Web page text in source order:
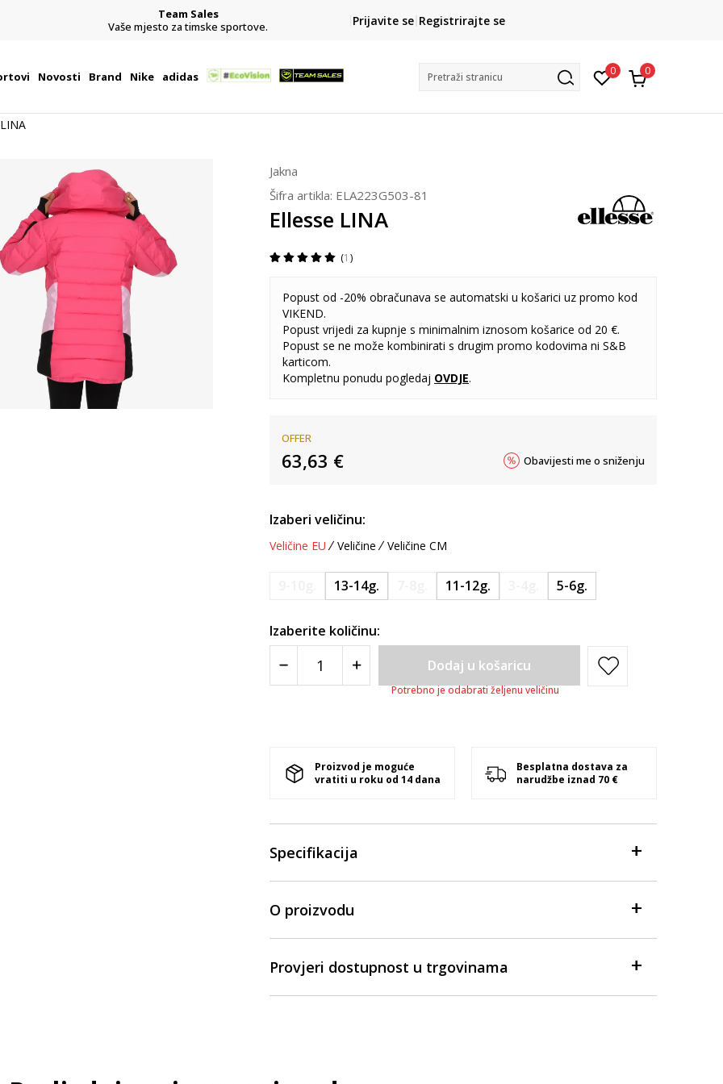
Team Sales
Vaše mjesto za timske sportove.
CLICK& COLLECT
besplatno preuzimanje u trgovini
Prijavite se Registrirajte se
Novosti Brand Nike adidas Pretraži stranicu 0 0
Jakna
Šifra artikla: ELA223G503-81
Ellesse LINA
1
Popust od -20% obračunava se automatski u košarici uz promo kod
VIKEND.
Popust vrijedi za kupnje s minimalnim iznosom košarice od 20 €.
Popust se ne može kombinirati s drugim promo kodovima ni S&B
karticom.
Kompletnu ponudu pogledaj OVDJE.
OFFER
63,63 € Obavijesti me o sniženju
Izaberi veličinu:
Veličine EU Veličine Veličine CM
13-14g. 11-12g. 5-6g.
Izaberite količinu:
Dodaj u košaricu
Potrebno je odabrati željenu veličinu
Proizvod je moguće
vratiti u roku od 14 dana
Besplatna dostava za
narudžbe iznad 70 €
Specifikacija
O proizvodu
Provjeri dostupnost u trgovinama